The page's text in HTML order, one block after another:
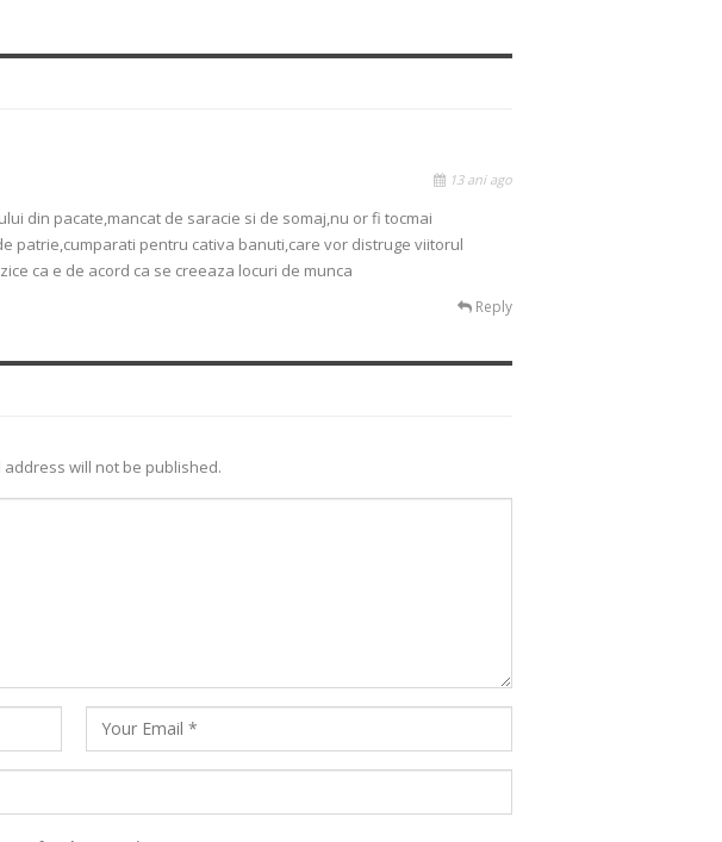
13 ani ago
din pacate,mancat de saracie si de somaj,nu or fi tocmai
patrie,cumparati pentru cativa banuti,care vor distruge viitorul
ca e de acord ca se creeaza locuri de munca
Reply
address will not be published.